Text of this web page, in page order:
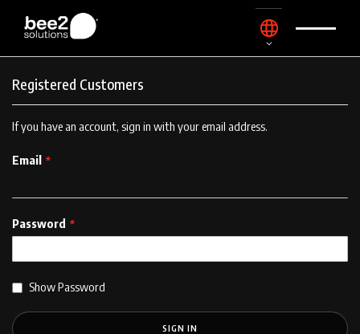
Content
Language
Registered Customers
If you have an account, sign in with your email address.
Email
Password
Show Password
SIGN IN